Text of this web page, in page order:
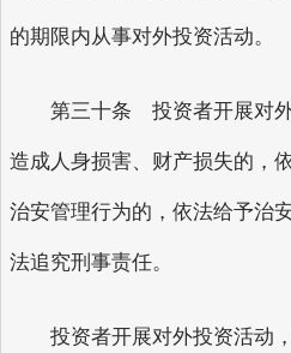
的期限内从事对外投资活动。
第三十条 投资者开展对外
造成人身损害、财产损失的，
治安管理行为的，依法给予治
法追究刑事责任。
投资者开展对外投资活动，